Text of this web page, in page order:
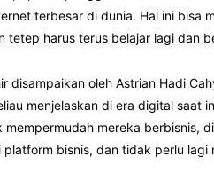
terbesar di dunia. Hal ini bisa
tetep harus terus belajar lagi dan
disampaikan oleh Astrian Hadi
menjelaskan di era digital saat
mempermudah mereka berbisnis,
platform bisnis, dan tidak perlu lagi